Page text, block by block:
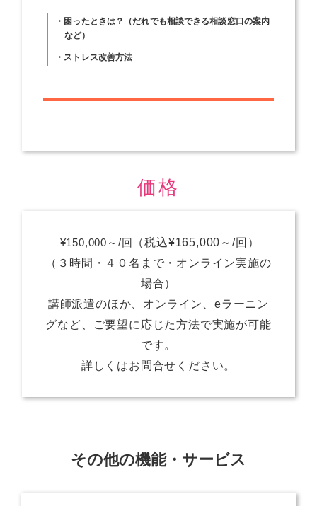
・困ったときは？（だれでも相談できる相談窓口の案内
など）
・ストレス改善方法
価格
¥150,000～/回
（税込¥165,000～/回）
（３時間・４０名まで・オンライン実施の
場合）
講師派遣のほか、オンライン、eラーニン
グなど、ご要望に応じた方法で実施が可能
です。
詳しくはお問合せください。
その他の機能・サービス